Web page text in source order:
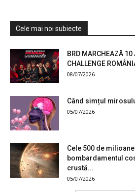
Cele mai noi subiecte
BRD MARCHEAZĂ 10
CHALLENGE
08/07/2026
Când simțul
05/07/2026
Cele 500 de
bombardamentul
crustă...
05/07/2026